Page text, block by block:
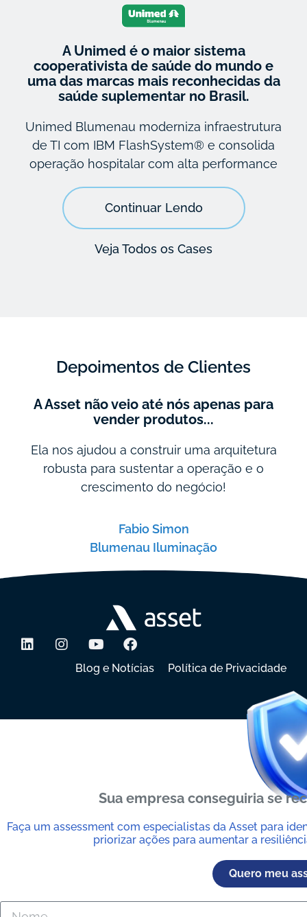
A Unimed é o maior sistema
cooperativista de saúde do mundo e
uma das marcas mais reconhecidas da
saúde suplementar no Brasil.
Unimed Blumenau moderniza infraestrutura
de TI com IBM FlashSystem® e consolida
operação hospitalar com alta performance
Continuar Lendo
Veja Todos os Cases
Depoimentos de Clientes
A Asset não veio até nós apenas para
vender produtos...
Ela nos ajudou a construir uma arquitetura
robusta para sustentar a operação e o
crescimento do negócio!
Fabio Simon
Blumenau Iluminação
Blog e Notícias Política de Privacidade
Sua empresa conseguiria se
Faça um assessment com especialistas da Asset para
priorizar ações para aumentar a
Quero meu